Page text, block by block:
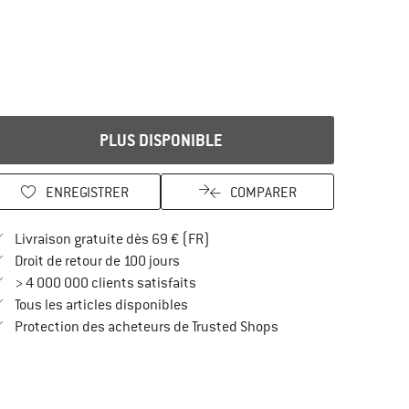
PLUS DISPONIBLE
ENREGISTRER COMPARER
Livraison gratuite dès 69 € (FR)
Droit de retour de 100 joursTrouve les informations de
> 4 000 000 clients satisfaits
Tous les articles disponibles
Protection des acheteurs de Trusted ShopsTrouve toutes les